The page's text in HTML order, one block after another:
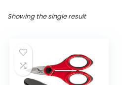
Showing the single result